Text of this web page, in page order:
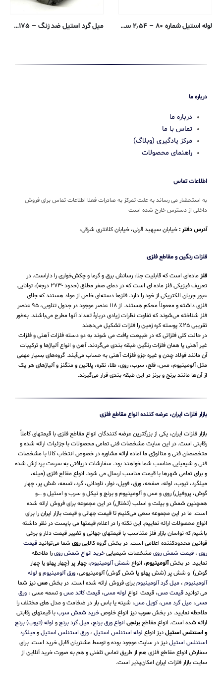
لوله استیل شماره ۸۰ – ۲٫۵۴ سانتی متر – ۳۱۶/۳۱۶L جوش داده شده میل گرد استیل ضد زنگ – ۰٫۳۱۷۵ سانتی متر – ۳۱۶/۳۱۶L پوشش خنک کننده آنیل
درباره ما
درباره ما
تماس با ما
مرکز یادگیری (وبلاگ)
راهنمای محصولات
اطلاعات تماس
به استحضار می رساند به علت تمرکز به صادرات فعلا اطلاعات تماس برای فروش
داخلی از دسترس خارج شده است
آدرس دفتر : خیابان سپهبد قرنی، خیابان کلانتری شرقی،
فلزات رنگین و مقاطع فلزی
فلزماده‌ای است که قابلیت جلا، رسانش برق و گرما و چکش‌خواری را داراست. در
تعریف فیزیکی فلز ماده ای است که در دمای صفر مطلق (حدود -۲۷۳ درجه)، توانایی
عبور جریان الکتریکی از خود را دارد. فلزها دسته‌ای خاص از مواد هستند که جلای
فلزی داشته و معمولاً محکم هستند. از ۱۱۸ عنصر موجود در جدول تناوبی، ۹۵ عنصر
فلز شناخته می‌شوند که تفاوت نظرات زیادی دربارهٔ تعداد آنها مطرح می‌باشند. به‌طور
تقریبی ۲۵٪ پوسته کره زمین را فلزات تشکیل می‌دهند
در حالت کلی فلزاتی که در طبیعت یافت می شوند به دو دسته فلزات آهنی و فلزات
غیر آهنی یا همان فلزات رنگین طبقه بندی می‌گردند. آهن و انواع آلیاژها و ترکیبات
آن مانند فولاد چدن و غیره جزو فلزات آهنی به حساب می‌‌آیند. گروه‌های بسیار مهمی
مثل آلومینیوم، مس، قلع، سرب، روی، طلا، نقره، پلاتین و منگنز و آلیاژهای هر یک
از آن‌ها مانند برنج و برنز در این طبقه‌ بندی قرار می‌‌گیرند.
بازار فلزات ایران، عرضه کننده انواع مقاطع فلزی
بازار فلزات ایران، یکی از بزرگترین عرضه کنندگان انواع مقاطع فلزی با قیمتهای کاملاً
رقابتی است. در این سایت مشخصات فنی تمامی محصولات با جزئیات ارائه شده و
متخصصان فنی و متالوژی ما آماده ارائه مشاوره در خصوص انتخاب کالا با مشخصات
فنی و شیمیایی مناسب شما خواهند بود. سفارشات دریافتی به سرعت پردازش شده
و برای تمامی شهرها با قیمت مناسب ارسال می شود. انواع مقالع فلزی (میله،
میلگرد، تیوب، لوله، صفحه، ورق، فویل، نوار، ناودانی، گرد، تسمه، شش پر، چهار
گوش، پروفیل) روی و مس و آلومینیوم و برنج و نیکل و سرب و استیل و …و
همچنین شمش و بیلت و اسلب (تختال) در این مجموعه برای فروش ارائه شده
است. ما در این مجموعه سعی می‌کنیم تا قیمت جهانی و قیمت بازار ایران را برای
انواع محصولات ارائه نماییم. این نکته را در اعلام قیمتها می بایست در نظر داشته
باشیم که نواسان بازار فلز متناسب با قیمتهای جهانی و تغییر قیمت دلار و برخی
قوانین محدودکننده اعلامی است. در بخش گروه کالاییروی شما می‌توانیدقیمت
روی ، قیمت شمش رویمشخصات شیمیاییخرید انواع شمش رویرا ملاحظه
نمایید. در بخشآلومینیوم، انواع شمش آلومینیوم، چهار پر (چهار پهلو یا چهار
گوش) و شش پر (شش پهلو یا شش گوش) آلومینیومی، ورق آلومینیومو لوله
آلومینیوم ، میل گرد آلومینیومیرای فروش ارائه شده است. در بخشمسنیز شما
می توانیدقیمت مس، قیمت انواع لوله مسی، قیمت کاتد مسو تسمه مسی ، ورق
مسی، میل گرد مس، کویل مس، شینه یا باس بار در ضخامت و مدل های مختلف را
ملاحظه نمایید. در بخشسربنیز انواع خلوصخرید شمش سرببا قیمتهای رقابتی
ارائه شده است. انواع مقاطعبرنجی انواع ورق برنج، میل گرد برنجو لوله (تیوب) برنج
و استنلس استیلنیز انواع لوله استنلس استیل ، ورق استنلس استیلومیلگرد
استنلس استیلنیز در سایت موجود بوده و توسط مشتریان قابل خرید است. برای
سفارش انواع مقاطع فلزی هم از طریق تماس تلفنی و هم به صورت خرید آنلاین از
سایت بازار فلزات ایران امکان‌پذیر است.